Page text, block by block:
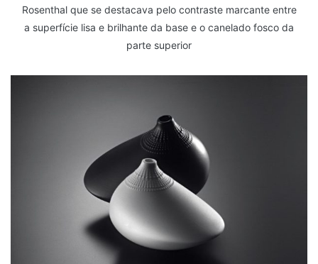
Rosenthal que se destacava pelo contraste marcante entre
a superfície lisa e brilhante da base e o canelado fosco da
parte superior